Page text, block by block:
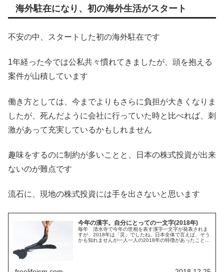
海外駐在になり、初の海外生活がスタート
不安の中、スタートした初の海外駐在です
1年経った今では公私共々慣れてきましたが、頭を抱える
案件が山積しています
働き方としては、今までよりもさらに負担が大きくなりま
したが、死んだように会社に行っていた時と比べれば、刺
激があって充実しているかもしれません
趣味をするのに制約が多いことと、日本の株式投資が出来
ないのが難点です
流石に、現地の株式投資には手を出さないと思います
今年の漢字。自分にとっての一文字(2018年)
毎年 清水寺で今年の世相を表す漢字一文字が発表されま
すが、2018年は「災」でしたね。日本全体で言えば、そう
かも知れませんが一人一人の2018年の特徴があったことと